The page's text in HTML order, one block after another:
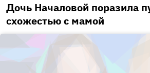
Дочь Началовой поразила
схожестью с мамой